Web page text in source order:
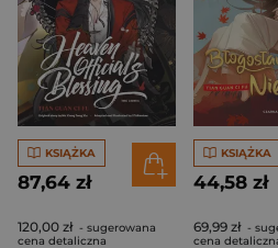
KSIĄŻKA
87,64 zł
120,00 zł - sugerowana
cena detaliczna
KSIĄŻKA
44,58 zł
69,99 zł -
cena